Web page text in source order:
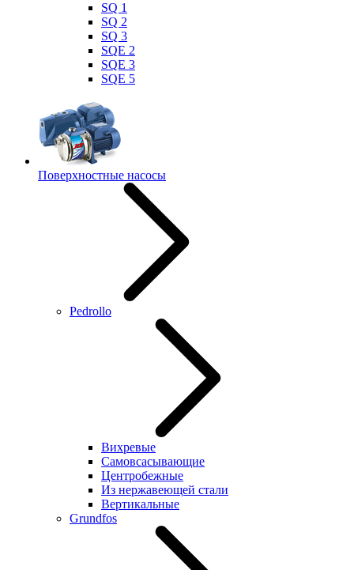
SQ 1
SQ 2
SQ 3
SQE 2
SQE 3
SQE 5
Поверхностные насосы
Pedrollo
Вихревые
Самовсасывающие
Центробежные
Из нержавеющей стали
Вертикальные
Grundfos